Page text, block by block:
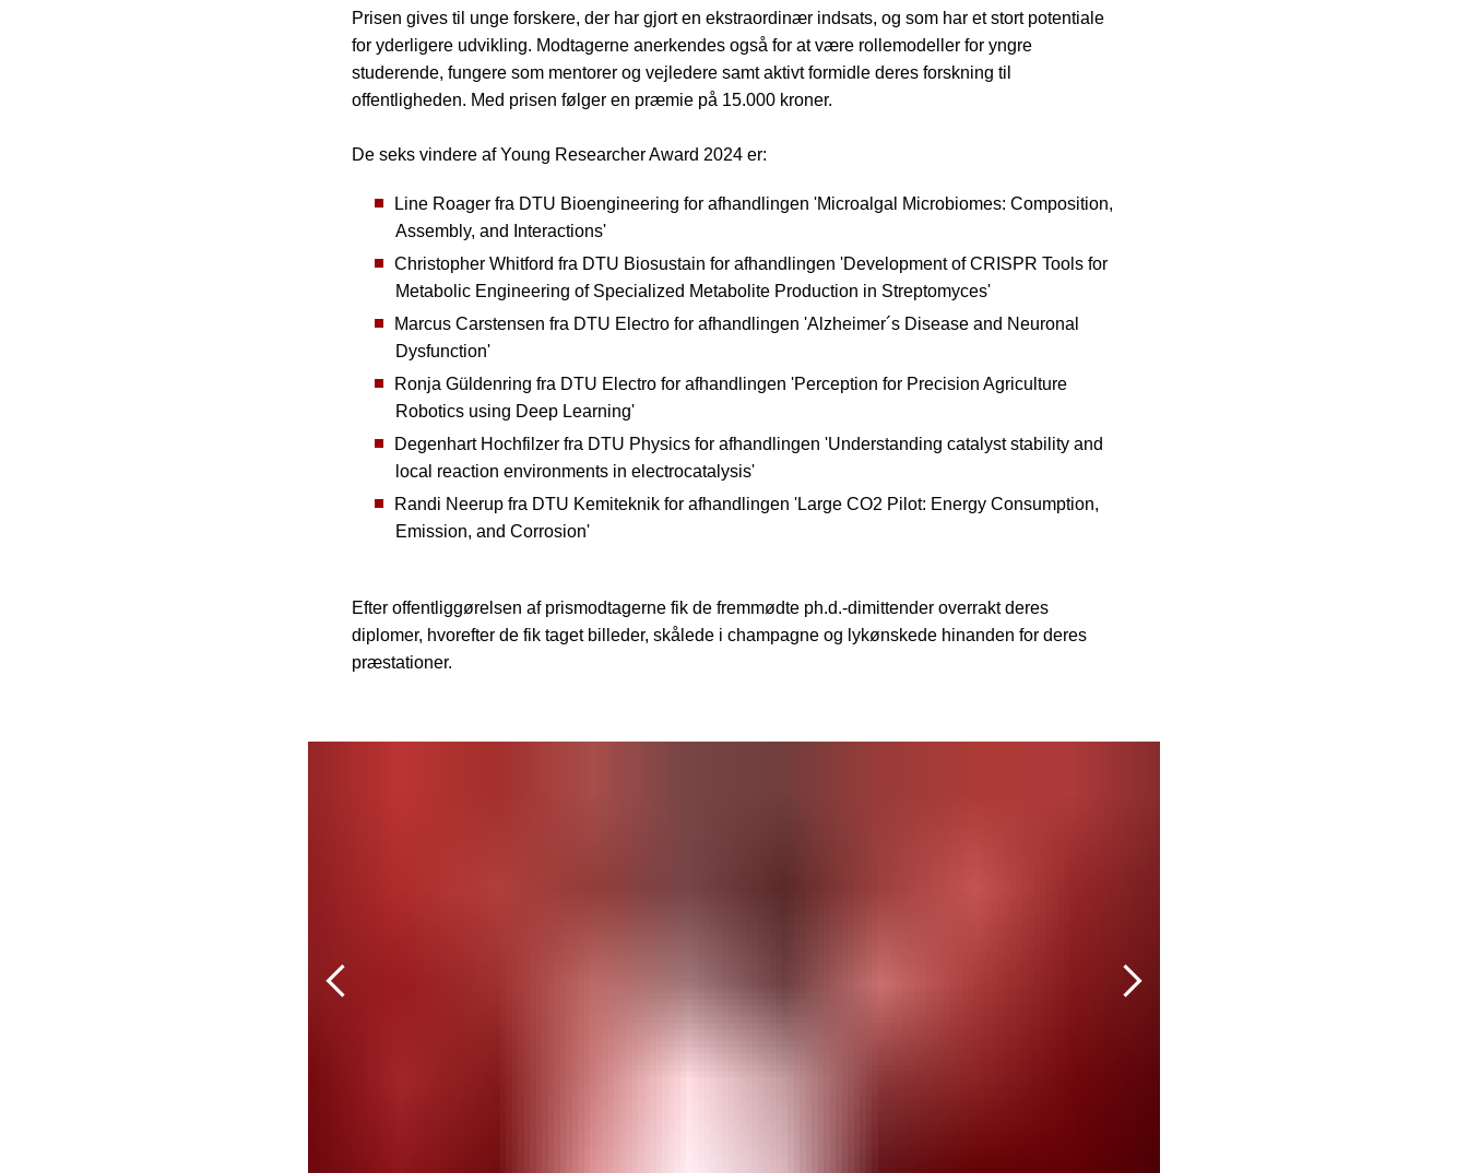
Prisen gives til unge forskere, der har gjort en ekstraordinær indsats, og som har et stort potentiale
for yderligere udvikling. Modtagerne anerkendes også for at være rollemodeller for yngre
studerende, fungere som mentorer og vejledere samt aktivt formidle deres forskning til
offentligheden. Med prisen følger en præmie på 15.000 kroner.
De seks vindere af Young Researcher Award 2024 er:
Line Roager fra DTU Bioengineering for afhandlingen 'Microalgal Microbiomes: Composition,
Assembly, and Interactions'
Christopher Whitford fra DTU Biosustain for afhandlingen 'Development of CRISPR Tools for
Metabolic Engineering of Specialized Metabolite Production in Streptomyces'
Marcus Carstensen fra DTU Electro for afhandlingen 'Alzheimer´s Disease and Neuronal
Dysfunction'
Ronja Güldenring fra DTU Electro for afhandlingen 'Perception for Precision Agriculture
Robotics using Deep Learning'
Degenhart Hochfilzer fra DTU Physics for afhandlingen 'Understanding catalyst stability and
local reaction environments in electrocatalysis'
Randi Neerup fra DTU Kemiteknik for afhandlingen 'Large CO2 Pilot: Energy Consumption,
Emission, and Corrosion'
Efter offentliggørelsen af prismodtagerne fik de fremmødte ph.d.-dimittender overrakt deres
diplomer, hvorefter de fik taget billeder, skålede i champagne og lykønskede hinanden for deres
præstationer.